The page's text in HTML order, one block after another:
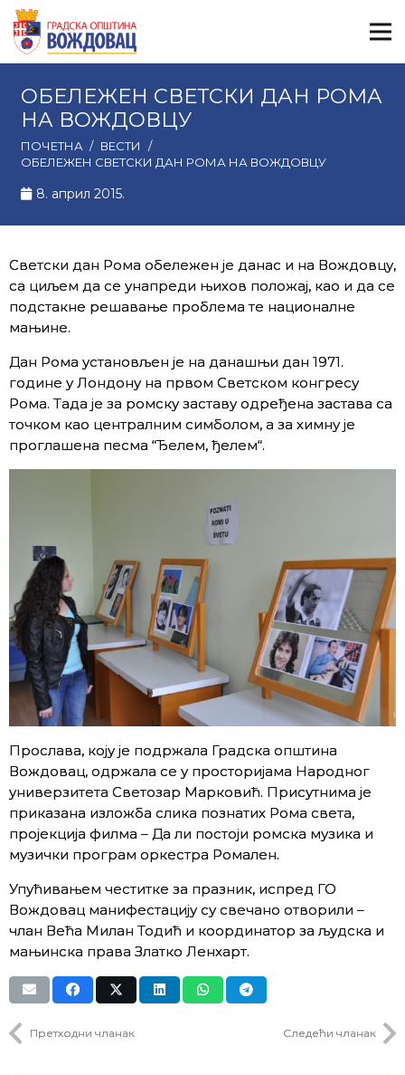
ОБЕЛЕЖЕН СВЕТСКИ ДАН РОМА
НА ВОЖДОВЦУ
ПОЧЕТНА / ВЕСТИ
/
ОБЕЛЕЖЕН СВЕТСКИ ДАН РОМА НА ВОЖДОВЦУ
8. април 2015.
Светски дан Рома обележен је данас и на Вождовцу,
са циљем да се унапреди њихов положај, као и да се
подстакне решавање проблема те националне
мањине.
Дан Рома установљен је на данашњи дан 1971.
године у Лондону на првом Светском конгресу
Рома. Тада је за ромску заставу одређена застава са
точком као централним симболом, а за химну је
проглашена песма “Ђелем, ђелем“.
Прослава, коју је подржала Градска општина
Вождовац, одржала се у просторијама Народног
универзитета Светозар Марковић. Присутнима је
приказана изложба слика познатих Рома света,
пројекција филма – Да ли постоји ромска музика и
музички програм оркестра Ромален.
Упућивањем честитке за празник, испред ГО
Вождовац манифестацију су свечано отворили –
члан Већа Милан Тодић и координатор за људска и
мањинска права Златко Ленхарт.
Претходни чланак Следећи чланак